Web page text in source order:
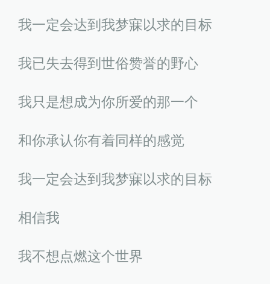
我一定会达到我梦寐以求的目标
我已失去得到世俗赞誉的野心
我只是想成为你所爱的那一个
和你承认你有着同样的感觉
我一定会达到我梦寐以求的目标
相信我
我不想点燃这个世界